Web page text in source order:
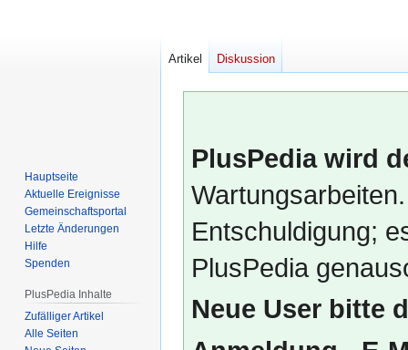
PlusPedia wird
Entschuldigung;
PlusPedia
Neue User bitte
Artikel Diskussion
Hauptseite
Aktuelle Ereignisse
Gemeinschafts­portal
Letzte Änderungen
Hilfe
Spenden
PlusPedia Inhalte
Zufälliger Artikel
Alle Seiten